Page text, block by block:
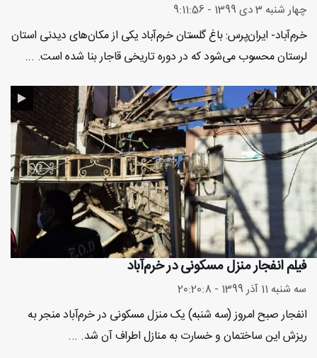
چهار شنبه 3 دی 1399 - 9:11:56
خرم‌آباد- ایران‌پرس: باغ گلستان خرم‌آباد یکی از مکان‌های دیدنی استان
لرستان محسوب می‌شود که در دوره تاریخی قاجار بنا شده است. ...
فیلم انفجار منزل مسکونی در خرم‌آباد
سه شنبه 11 آذر 1399 - 20:20:8
انفجار صبح امروز (سه شنبه) یک منزل مسکونی در خرم‌آباد منجر به
ریزش این ساختمان و خسارت به منازل اطراف آن شد. ...